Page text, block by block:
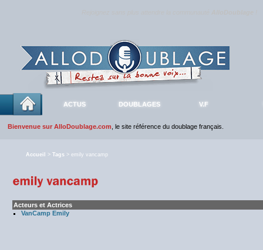
ACTUS DOUBLAGES V.F
Bienvenue sur AlloDoublage.com , le site référence du doublage français.
Accueil > Tags > emily vancamp
Acteurs et Actrices
VanCamp Emily